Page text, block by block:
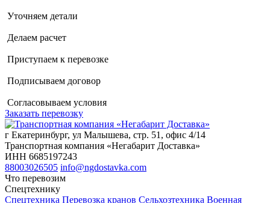
Уточняем детали
Делаем расчет
Приступаем к перевозке
Подписываем договор
Согласовываем условия
Заказать перевозку
г Екатеринбург, ул Малышева, стр. 51, офис 4/14
Транспортная компания «Негабарит Доставка»
ИНН 6685197243
88003026505 info@ngdostavka.com
Что перевозим
Спецтехнику
Спецтехника Перевозка кранов Сельхозтехника Военная